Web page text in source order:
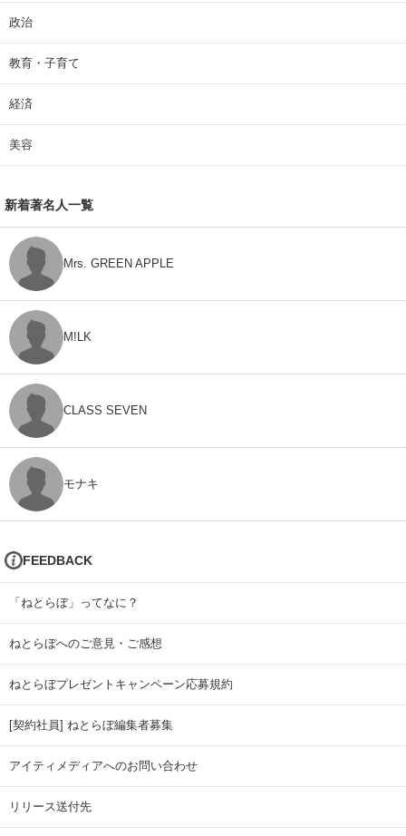
政治
教育・子育て
経済
美容
新着著名人一覧
Mrs. GREEN APPLE
M!LK
CLASS SEVEN
モナキ
FEEDBACK
「ねとらぼ」ってなに？
ねとらぼへのご意見・ご感想
ねとらぼプレゼントキャンペーン応募規約
[契約社員] ねとらぼ編集者募集
アイティメディアへのお問い合わせ
リリース送付先